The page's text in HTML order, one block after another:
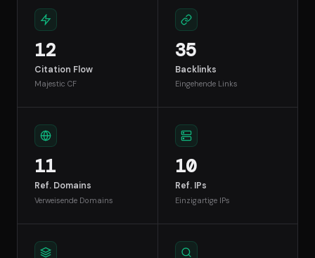
12
Citation Flow
Majestic CF
35
Backlinks
Eingehende Links
11
Ref. Domains
Verweisende Domains
10
Ref. IPs
Einzigartige IPs